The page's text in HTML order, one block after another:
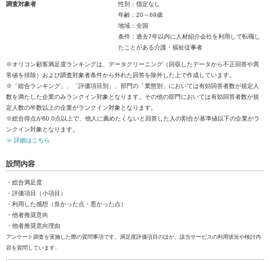
調査対象者
性別：指定なし
年齢：20～69歳
地域：全国
条件：過去7年以内に人材紹介会社を利用して転職し
たことがある介護・福祉従事者
※オリコン顧客満足度ランキングは、データクリーニング（回収したデータから不正回答や異
常値を排除）および調査対象者条件から外れた回答を除外した上で作成しています。
※「総合ランキング」、「評価項目別」、部門の「業態別」においては有効回答者数が規定人
数を満たした企業のみランクイン対象となります。その他の部門においては有効回答者数が規
定人数の半数以上の企業がランクイン対象となります。
※総合得点が60.0点以上で、他人に薦めたくないと回答した人の割合が基準値以下の企業がラ
ンクイン対象となります。
≫ 詳細はこちら
設問内容
・総合満足度
・評価項目（小項目）
・利用した感想（良かった点・悪かった点）
・他者推奨意向
・他者推奨意向理由
アンケート調査を実施した際の質問事項です。満足度評価項目のほか、該当サービスの利用状況や検討内
容を質問しています。